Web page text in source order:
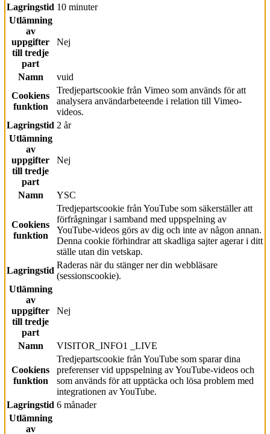
Lagringstid 10 minuter
Utlämning
av
uppgifter
till tredje
part
Nej
Namn
vuid
Cookiens
funktion
Tredjepartscookie från Vimeo som används för att
analysera användarbeteende i relation till Vimeo-
videos.
Lagringstid 2 år
Utlämning
av
uppgifter
till tredje
part
Nej
Namn YSC
Cookiens
funktion
Tredjepartscookie från YouTube som säkerställer att
förfrågningar i samband med uppspelning av
YouTube-videos görs av dig och inte av någon annan.
Denna cookie förhindrar att skadliga sajter agerar i ditt
ställe utan din vetskap.
Lagringstid
Raderas när du stänger ner din webbläsare
(sessionscookie).
Utlämning
av
uppgifter
till tredje
part
Nej
Namn VISITOR_INFO1 _LIVE
Cookiens
funktion
Tredjepartscookie från YouTube som sparar dina
preferenser vid uppspelning av YouTube-videos och
som används för att upptäcka och lösa problem med
integrationen av YouTube.
Lagringstid 6 månader
Utlämning
av